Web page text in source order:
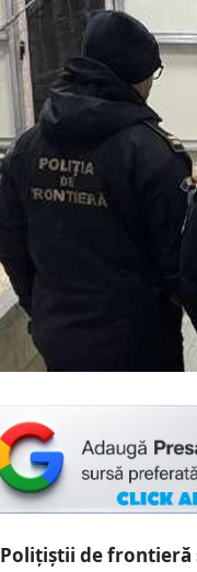
Poliţiştii de frontieră